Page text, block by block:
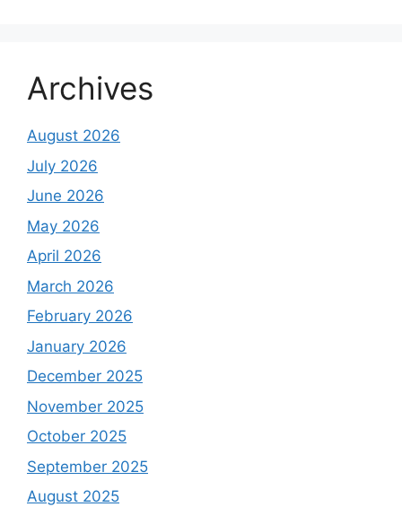
Archives
August 2026
July 2026
June 2026
May 2026
April 2026
March 2026
February 2026
January 2026
December 2025
November 2025
October 2025
September 2025
August 2025